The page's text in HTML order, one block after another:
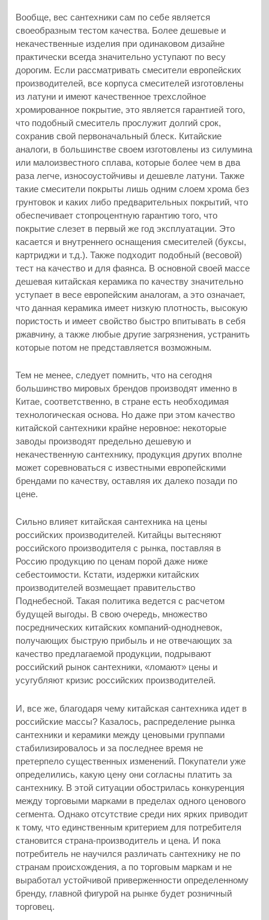
Вообще, вес сантехники сам по себе является
своеобразным тестом качества. Более дешевые и
некачественные изделия при одинаковом дизайне
практически всегда значительно уступают по весу
дорогим. Если рассматривать смесители европейских
производителей, все корпуса смесителей изготовлены
из латуни и имеют качественное трехслойное
хромированное покрытие, это является гарантией того,
что подобный смеситель прослужит долгий срок,
сохранив свой первоначальный блеск. Китайские
аналоги, в большинстве своем изготовлены из силумина
или малоизвестного сплава, которые более чем в два
раза легче, износоустойчивы и дешевле латуни. Также
такие смесители покрыты лишь одним слоем хрома без
грунтовок и каких либо предварительных покрытий, что
обеспечивает стопроцентную гарантию того, что
покрытие слезет в первый же год эксплуатации. Это
касается и внутреннего оснащения смесителей (буксы,
картриджи и т.д.). Также подходит подобный (весовой)
тест на качество и для фаянса. В основной своей массе
дешевая китайская керамика по качеству значительно
уступает в весе европейским аналогам, а это означает,
что данная керамика имеет низкую плотность, высокую
пористость и имеет свойство быстро впитывать в себя
ржавчину, а также любые другие загрязнения, устранить
которые потом не представляется возможным.
Тем не менее, следует помнить, что на сегодня
большинство мировых брендов производят именно в
Китае, соответственно, в стране есть необходимая
технологическая основа. Но даже при этом качество
китайской сантехники крайне неровное: некоторые
заводы производят предельно дешевую и
некачественную сантехнику, продукция других вполне
может соревноваться с известными европейскими
брендами по качеству, оставляя их далеко позади по
цене.
Сильно влияет китайская сантехника на цены
российских производителей. Китайцы вытесняют
российского производителя с рынка, поставляя в
Россию продукцию по ценам порой даже ниже
себестоимости. Кстати, издержки китайских
производителей возмещает правительство
Поднебесной. Такая политика ведется с расчетом
будущей выгоды. В свою очередь, множество
посреднических китайских компаний-однодневок,
получающих быструю прибыль и не отвечающих за
качество предлагаемой продукции, подрывают
российский рынок сантехники, «ломают» цены и
усугубляют кризис российских производителей.
И, все же, благодаря чему китайская сантехника идет в
российские массы? Казалось, распределение рынка
сантехники и керамики между ценовыми группами
стабилизировалось и за последнее время не
претерпело существенных изменений. Покупатели уже
определились, какую цену они согласны платить за
сантехнику. В этой ситуации обострилась конкуренция
между торговыми марками в пределах одного ценового
сегмента. Однако отсутствие среди них ярких приводит
к тому, что единственным критерием для потребителя
становится страна-производитель и цена. И пока
потребитель не научился различать сантехнику не по
странам происхождения, а по торговым маркам и не
выработал устойчивой приверженности определенному
бренду, главной фигурой на рынке будет розничный
торговец.